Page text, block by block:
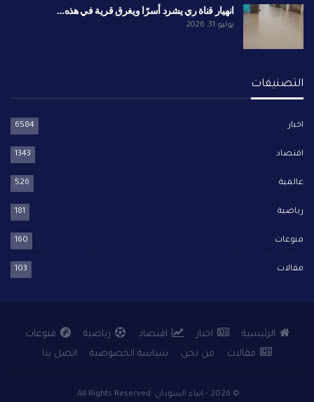
انهيار قناة ري يشرد أسرًا ويغرق قرية في هذه…
يوليو 31, 2026
التصنيفات
اخبار 6584
اقتصاد 1343
عالمية 526
رياضية 181
منوعات 160
مقالات 103
الرئيسية اخبار اقتصاد رياضية
منوعات
مقالات
من نحن سياسة الخصوصية اتصل بنا
© 2026 - انباء السودان. All Rights Reserved.